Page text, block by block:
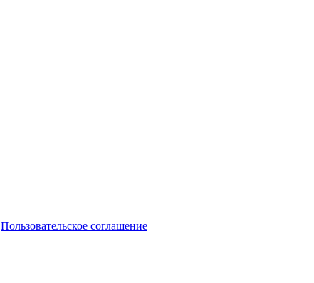
Пользовательское соглашение